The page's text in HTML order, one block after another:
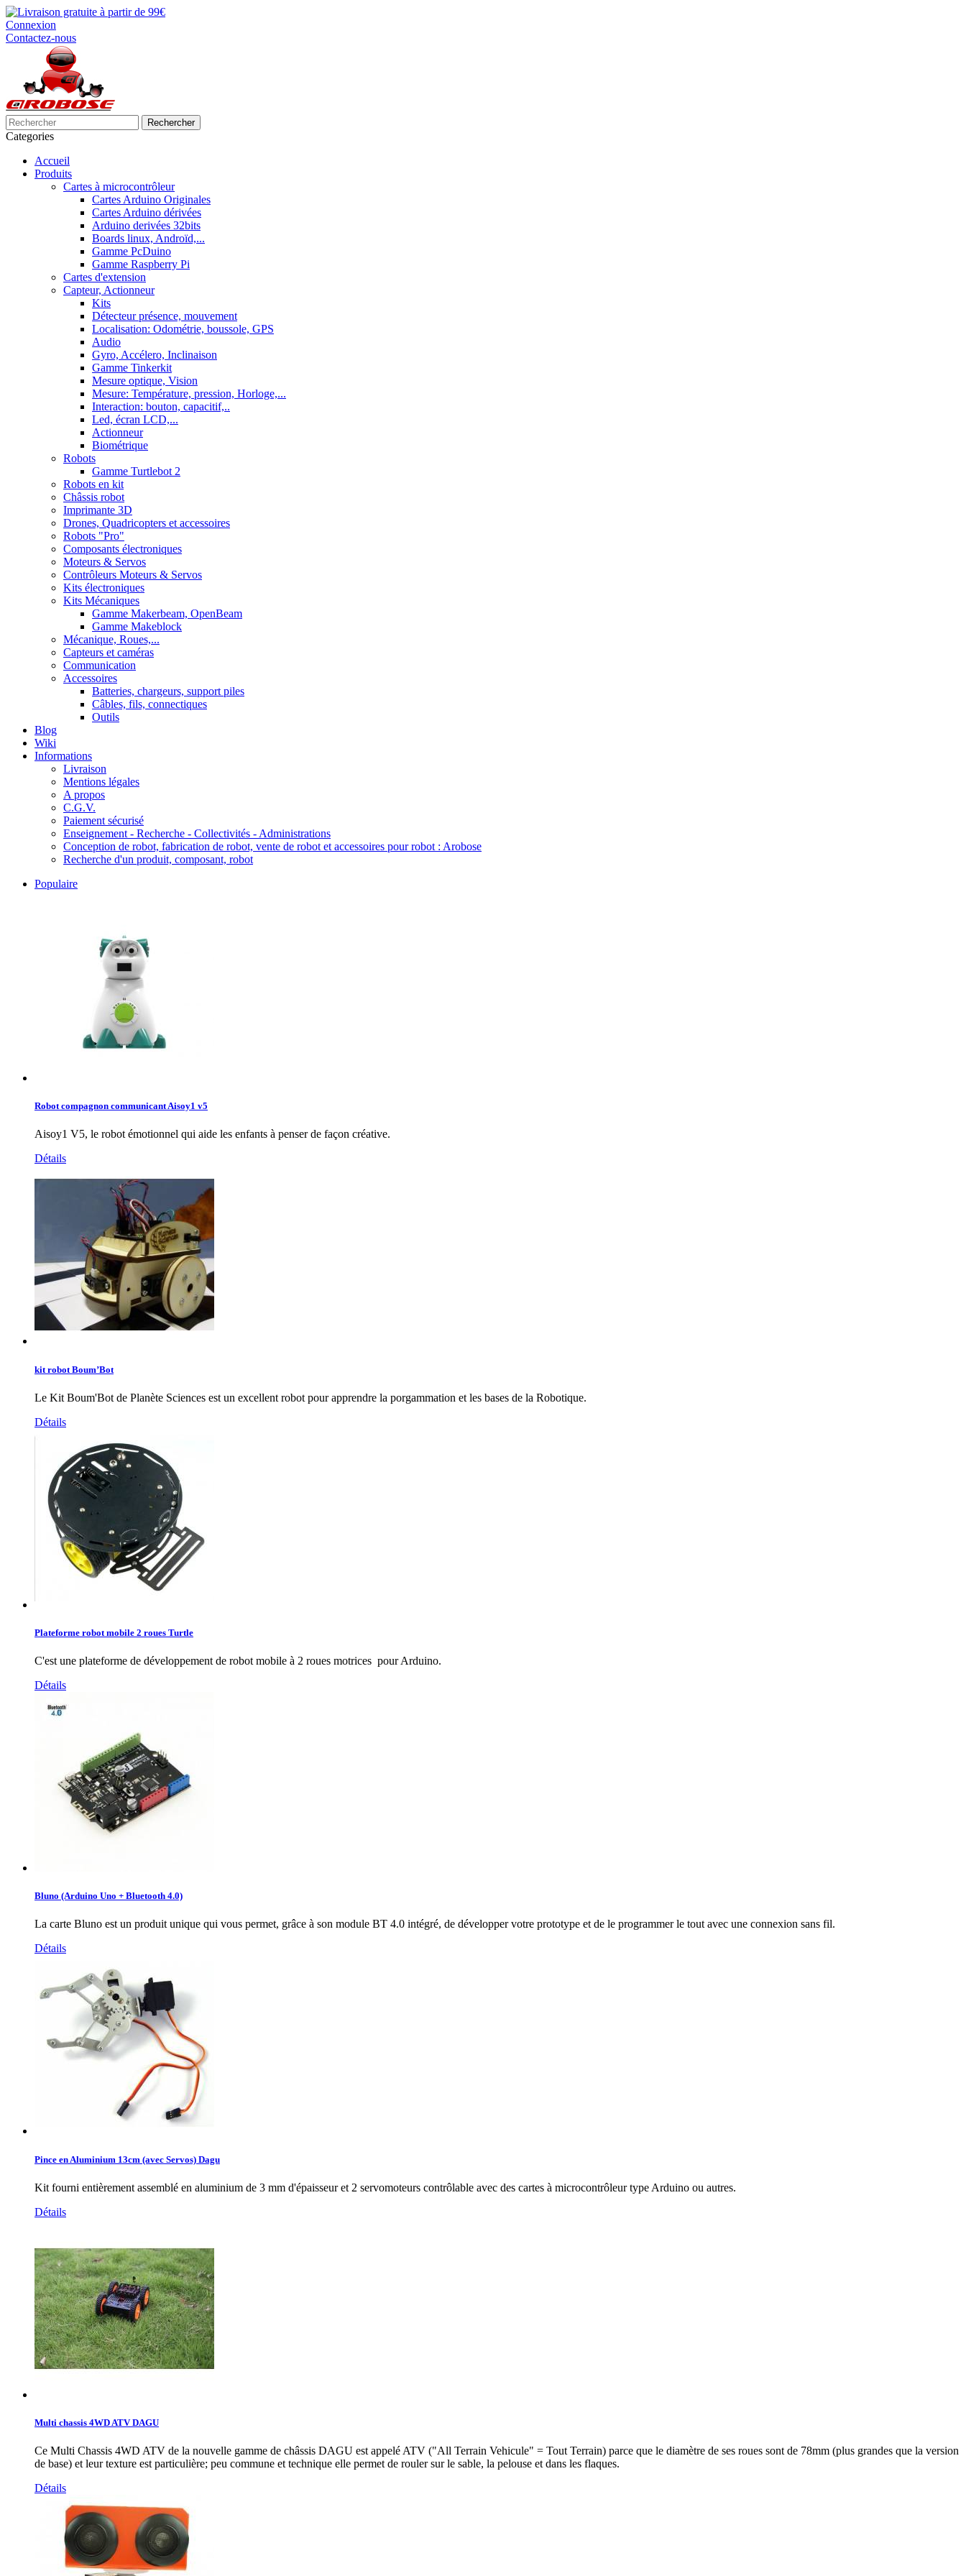
Connexion
Contactez-nous
Rechercher
Categories
Accueil
Produits
Cartes à microcontrôleur
Cartes Arduino Originales
Cartes Arduino dérivées
Arduino derivées 32bits
Boards linux, Androïd,...
Gamme PcDuino
Gamme Raspberry Pi
Cartes d'extension
Capteur, Actionneur
Kits
Détecteur présence, mouvement
Localisation: Odométrie, boussole, GPS
Audio
Gyro, Accélero, Inclinaison
Gamme Tinkerkit
Mesure optique, Vision
Mesure: Température, pression, Horloge,...
Interaction: bouton, capacitif,..
Led, écran LCD,...
Actionneur
Biométrique
Robots
Gamme Turtlebot 2
Robots en kit
Châssis robot
Imprimante 3D
Drones, Quadricopters et accessoires
Robots "Pro"
Composants électroniques
Moteurs & Servos
Contrôleurs Moteurs & Servos
Kits électroniques
Kits Mécaniques
Gamme Makerbeam, OpenBeam
Gamme Makeblock
Mécanique, Roues,...
Capteurs et caméras
Communication
Accessoires
Batteries, chargeurs, support piles
Câbles, fils, connectiques
Outils
Blog
Wiki
Informations
Livraison
Mentions légales
A propos
C.G.V.
Paiement sécurisé
Enseignement - Recherche - Collectivités - Administrations
Conception de robot, fabrication de robot, vente de robot et accessoires pour robot : Arobose
Recherche d'un produit, composant, robot
Populaire
Robot compagnon communicant Aisoy1 v5
Aisoy1 V5, le robot émotionnel qui aide les enfants à penser de façon créative.
Détails
kit robot Boum’Bot
Le Kit Boum'Bot de Planète Sciences est un excellent robot pour apprendre la porgammation et les bases de la Robotique.
Détails
Plateforme robot mobile 2 roues Turtle
C'est une plateforme de développement de robot mobile à 2 roues motrices pour Arduino.
Détails
Bluno (Arduino Uno + Bluetooth 4.0)
La carte Bluno est un produit unique qui vous permet, grâce à son module BT 4.0 intégré, de développer votre prototype et de le programmer le tout avec une connexion sans fil.
Détails
Pince en Aluminium 13cm (avec Servos) Dagu
Kit fourni entièrement assemblé en aluminium de 3 mm d'épaisseur et 2 servomoteurs contrôlable avec des cartes à microcontrôleur type Arduino ou autres.
Détails
Multi chassis 4WD ATV DAGU
Ce Multi Chassis 4WD ATV de la nouvelle gamme de châssis DAGU est appelé ATV ("All Terrain Vehicule" = Tout Terrain) parce que le diamètre de ses roues sont de 78mm (plus grandes que la version
de base) et leur texture est particulière; peu commune et technique elle permet de rouler sur le sable, la pelouse et dans les flaques.
Détails